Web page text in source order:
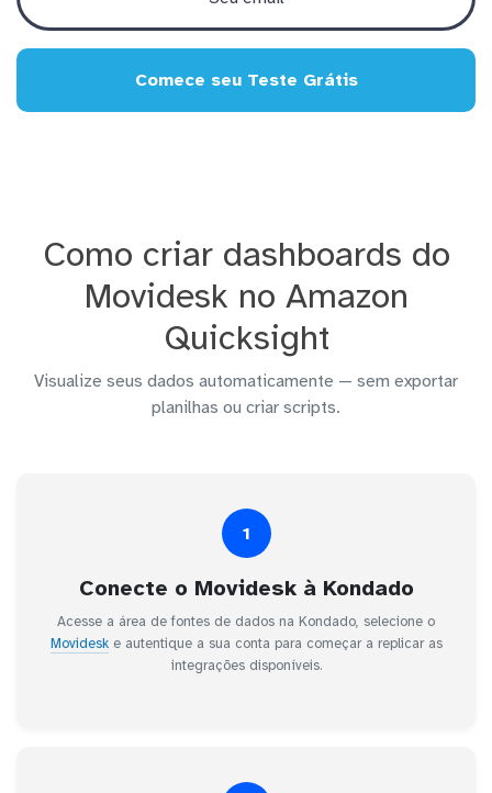
Comece seu Teste Grátis
Como criar dashboards do
Movidesk no Amazon
Quicksight
Visualize seus dados automaticamente — sem exportar
planilhas ou criar scripts.
1
Conecte o Movidesk à Kondado
Acesse a área de fontes de dados na Kondado, selecione o
Movideske autentique a sua conta para começar a replicar as
integrações disponíveis.